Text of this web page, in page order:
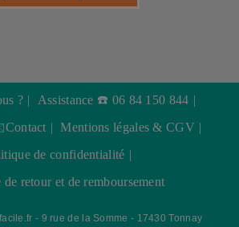
?
Assistance ☎️ 06 84 150 844
Mentions légales & CGV
de confidentialité
retour et de remboursement
- 9 rue de la Somme - 17430 Tonnay